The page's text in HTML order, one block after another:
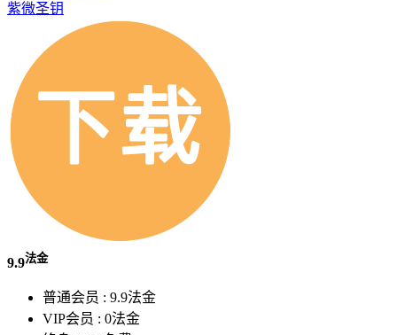
紫微圣钥
9.9法金
普通会员 : 9.9法金
VIP会员 : 0法金